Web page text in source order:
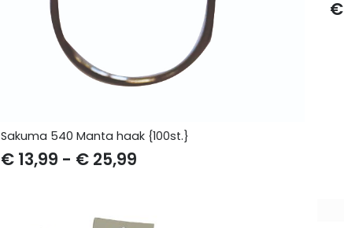
Sakuma 540 Manta haak {100st.}
€13,99 - €25,99Prijsklasse:
€